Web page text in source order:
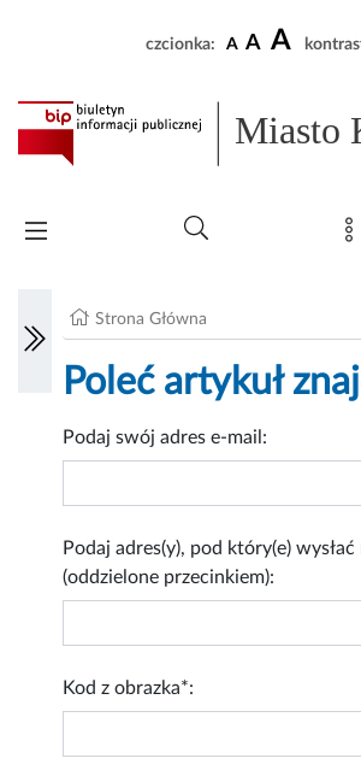
czcionka: A A A
Miasto
Strona Główna
Poleć artykuł
Podaj swój adres e-mail:
Podaj adres(y), pod który(e) wysłać
(oddzielone przecinkiem):
Kod z obrazka*: